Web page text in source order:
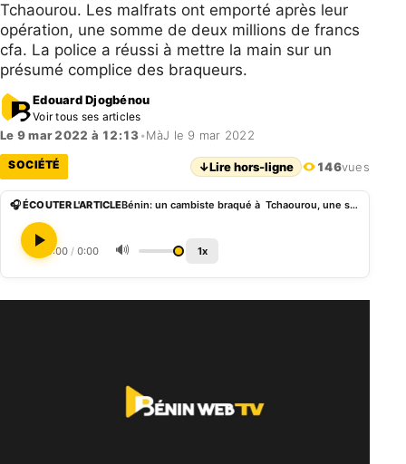
Tchaourou. Les malfrats ont emporté après leur
opération, une somme de deux millions de francs
cfa. La police a réussi à mettre la main sur un
présumé complice des braqueurs.
Edouard Djogbénou
Voir tous ses articles
Le 9 mar 2022 à 12:13•MàJ le 9 mar 2022
SOCIÉTÉ ↓Lire hors-ligne 146vues
🎧 ÉCOUTER L'ARTICLE Bénin: un cambiste braqué à Tchaourou, une somme de 02 millions FCFA emportée
0:00 / 0:00 🔊 1x